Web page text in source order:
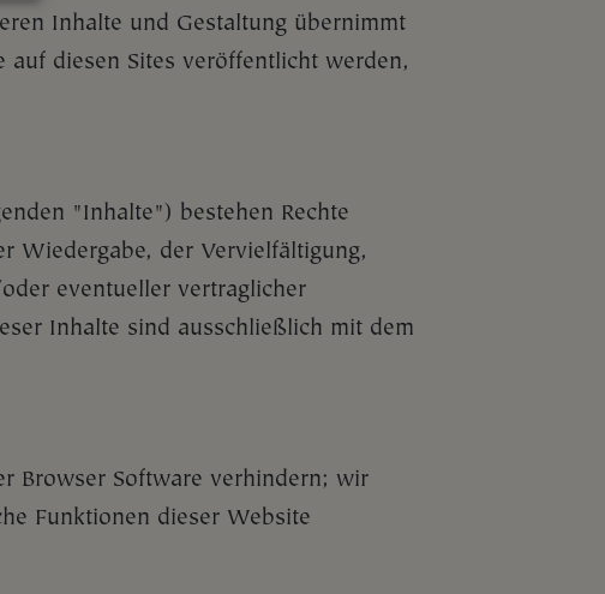
Inhalte und Gestaltung übernimmt
diesen Sites veröffentlicht werden,
"Inhalte") bestehen Rechte
Wiedergabe, der Vervielfältigung,
eventueller vertraglicher
Inhalte sind ausschließlich mit dem
Browser Software verhindern; wir
Funktionen dieser Website